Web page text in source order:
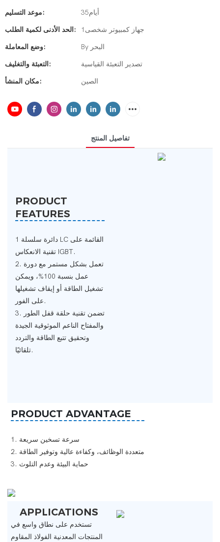
موعد التسليم: أيام35
الحد الأدنى لكمية الطلب: جهاز كمبيوتر شخصى1
وضع المعاملة: By البحر
التعبئة والتغليف: تصدير التعبئة القياسية
مكان المنشأ: الصين
تفاصيل المنتج
PRODUCT
FEATURES
1 دائرة سلسلة LC القائمة على
تقنية الانعكاس IGBT.
2. تعمل بشكل مستمر مع دورة
عمل بنسبة 100%، ويمكن
تشغيل الطاقة أو إيقاف تشغيلها
على الفور.
3. تضمن تقنية حلقة قفل الطور
والمفتاح الناعم الموثوقية الجيدة
وتحقيق تتبع الطاقة والتردد
تلقائيًا.
PRODUCT ADVANTAGE
2. متعددة الوظائف، وكفاءة عالية وتوفير الطاقة
APPLICATIONS
تستخدم على نطاق واسع في
المنتجات المعدنية الفولاذ المقاوم